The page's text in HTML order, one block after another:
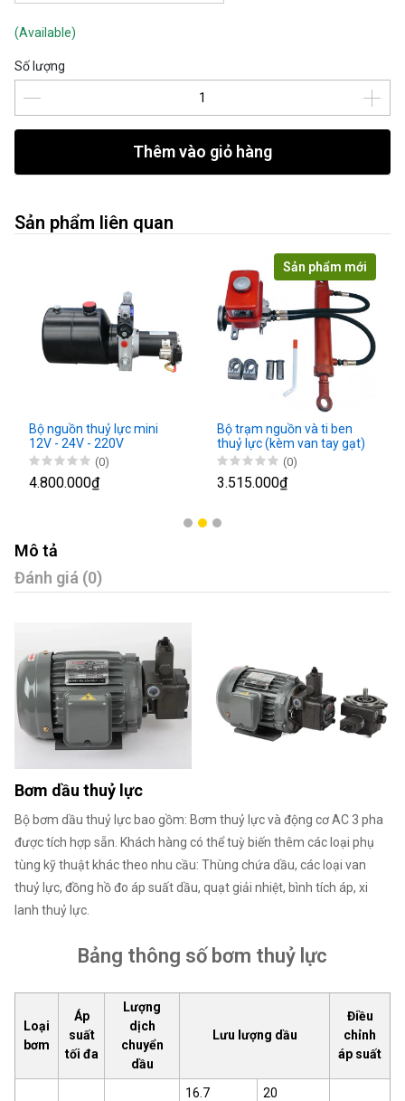
(Available)
Số lượng
Thêm vào giỏ hàng
Sản phẩm liên quan
Bộ nguồn thuỷ lực mini
12V - 24V - 220V
(0)
4.800.000₫
Sản phẩm mới
Bộ trạm nguồn và ti ben
thuỷ lực (kèm van tay gạt)
(0)
3.515.000₫
Mô tả
Đánh giá (0)
Bơm dầu thuỷ lực
Bộ bơm dầu thuỷ lực bao gồm: Bơm thuỷ lực và động cơ AC 3 pha
được tích hợp sẵn. Khách hàng có thể tuỳ biến thêm các loại phụ
tùng kỹ thuật khác theo nhu cầu: Thùng chứa dầu, các loại van
thuỷ lực, đồng hồ đo áp suất dầu, quạt giải nhiệt, bình tích áp, xi
lanh thuỷ lực.
Bảng thông số bơm thuỷ lực
Loại
bơm
Áp
suất
tối đa
Lượng
dịch
chuyển
dầu
Lưu lượng dầu
Điều
chỉnh
áp suất
16.7 20